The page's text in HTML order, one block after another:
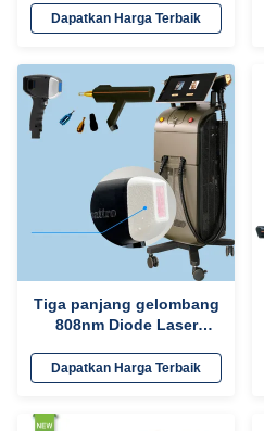
Peregangan Kulit /
Peremajaan Kulit
Dapatkan Harga Terbaik
Tiga panjang gelombang
808nm Diode Laser
Machine Gaya stasioner
Dapatkan Harga Terbaik